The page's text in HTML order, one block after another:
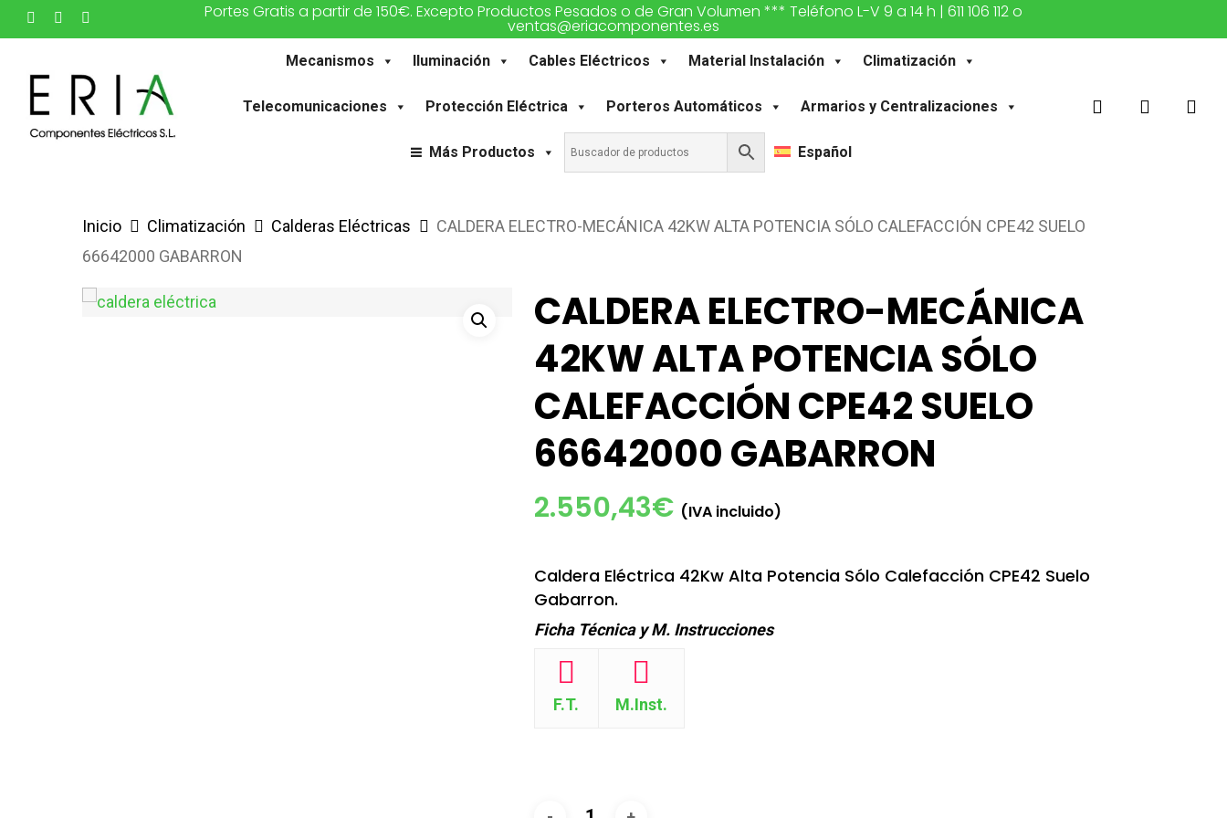
Saltar
al
contenido
principal
Portes Gratis a partir de 150€. Excepto Productos Pesados o de Gran Volumen *** Teléfono L-V 9 a 14 h | 611 106 112 o
ventas@eriacomponentes.es
Mecanismos Iluminación Cables Eléctricos Material Instalación Climatización
Telecomunicaciones Protección Eléctrica Porteros Automáticos Armarios y Centralizaciones
Más Productos Español
buscar account
Inicio Climatización Calderas Eléctricas
CALDERA ELECTRO-MECÁNICA 42KW ALTA POTENCIA SÓLO CALEFACCIÓN CPE42 SUELO
66642000 GABARRON
CALDERA ELECTRO-MECÁNICA
42KW ALTA POTENCIA SÓLO
CALEFACCIÓN CPE42 SUELO
66642000 GABARRON
2.550,43€ (IVA incluido)
Caldera Eléctrica 42Kw Alta Potencia Sólo Calefacción CPE42 Suelo
Gabarron.
Ficha Técnica y M. Instrucciones
F.T. M.Inst.